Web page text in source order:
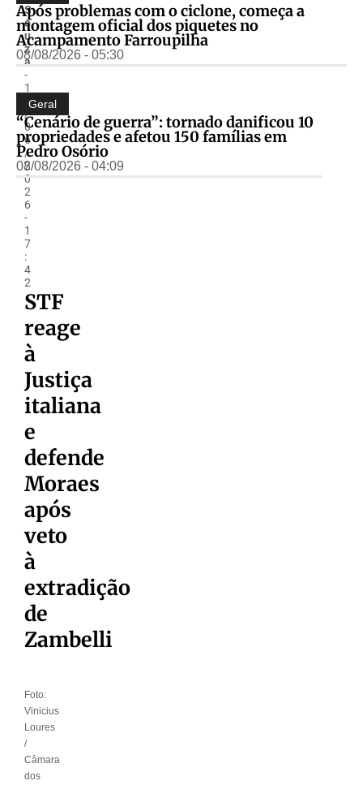
S
o
u
z
a
-
1
2
/
0
6
/
2
0
2
6
-
1
7
:
4
2
STF
reage
à
Justiça
italiana
e
defende
Moraes
após
veto
à
extradição
de
Zambelli
Foto:
Vinicius
Loures
/
Câmara
dos
Após problemas com o ciclone, começa a
montagem oficial dos piquetes no
Acampamento Farroupilha
08/08/2026 - 05:30
Geral
“Cenário de guerra”: tornado danificou 10
propriedades e afetou 150 famílias em
Pedro Osório
08/08/2026 - 04:09